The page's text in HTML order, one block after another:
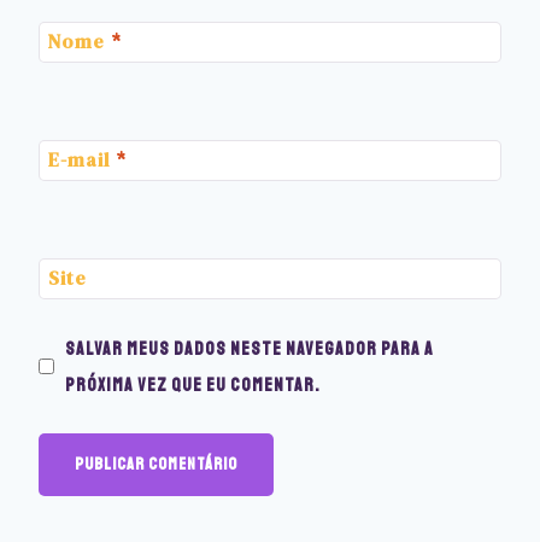
Nome *
E-mail *
Site
Salvar meus dados neste navegador para a
próxima vez que eu comentar.